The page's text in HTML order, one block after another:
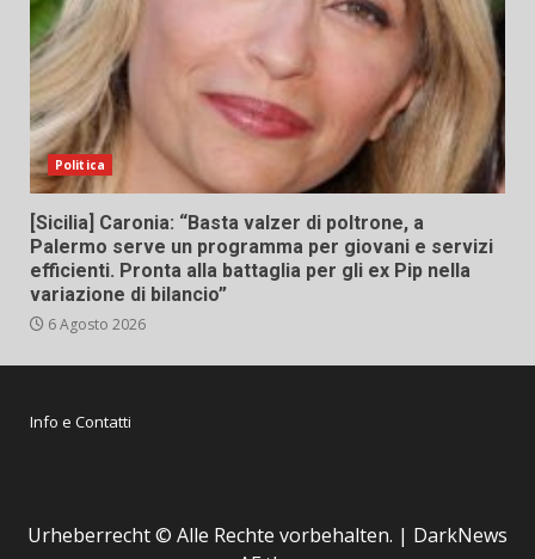
Politica
[Sicilia] Caronia: “Basta valzer di poltrone, a
Palermo serve un programma per giovani e servizi
efficienti. Pronta alla battaglia per gli ex Pip nella
variazione di bilancio”
6 Agosto 2026
Info e Contatti
Urheberrecht © Alle Rechte vorbehalten. | DarkNews